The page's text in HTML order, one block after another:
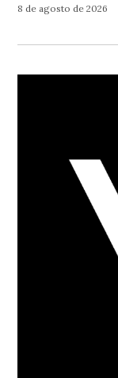
8 de agosto de 2026